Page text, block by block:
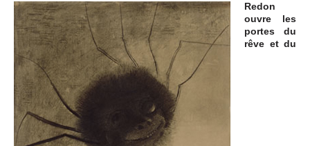
Redon
ouvre les
portes du
rêve et du